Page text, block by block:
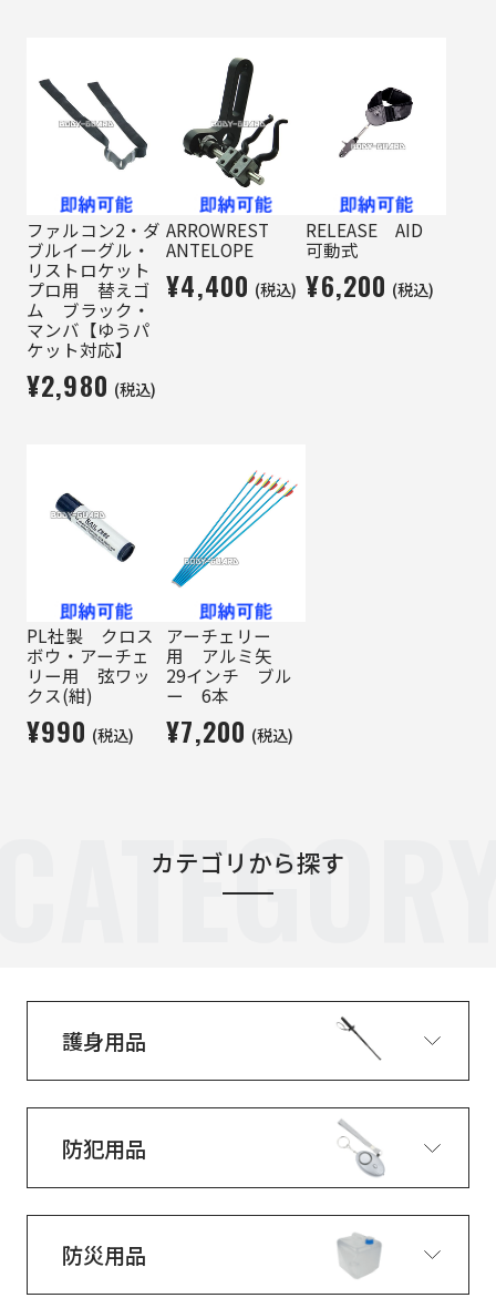
ファルコン2・ダ
ブルイーグル・
リストロケット
プロ用 替えゴ
ム ブラック・
マンバ【ゆうパ
ケット対応】
¥2,980 (税込)
ARROWREST
ANTELOPE
¥4,400 (税込)
RELEASE AID
可動式
¥6,200 (税込)
PL社製 クロス
ボウ・アーチェ
リー用 弦ワッ
クス(紺)
¥990 (税込)
アーチェリー
用 アルミ矢
29インチ ブル
ー 6本
¥7,200 (税込)
カテゴリから探す
護身用品
防犯用品
防災用品